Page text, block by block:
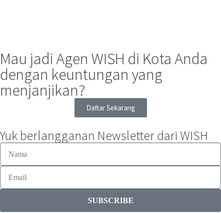
Mau jadi Agen WISH di Kota Anda
dengan keuntungan yang
menjanjikan?
Daftar Sekarang
Yuk berlangganan Newsletter dari WISH
SUBSCRIBE